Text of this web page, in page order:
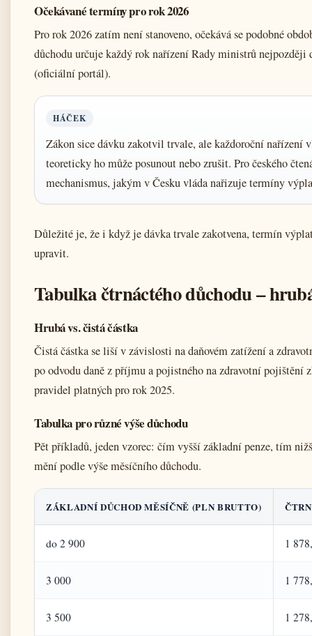
Očekávané termíny pro rok 2026
Pro rok 2026 zatím není stanoveno, očekává se podobné
důchodu určuje každý rok nařízení Rady ministrů
(oficiální portál).
HÁČEK
Zákon sice dávku zakotvil trvale, ale každoroční nařízení
teoreticky ho může posunout nebo zrušit. Pro českého
mechanismus, jakým v Česku vláda nařizuje termíny
Důležité je, že i když je dávka trvale zakotvena, termín
upravit.
Tabulka čtrnáctého důchodu –
Hrubá vs. čistá částka
Čistá částka se liší v závislosti na daňovém zatížení a
po odvodu daně z příjmu a pojistného na zdravotní
pravidel platných pro rok 2025.
Tabulka pro různé výše důchodu
Pět příkladů, jeden vzorec: čím vyšší základní penze, tím
mění podle výše měsíčního důchodu.
ZÁKLADNÍ DŮCHOD MĚSÍČNĚ (PLN BRUTTO)
do 2 900 1
3 000 1
3 500 1